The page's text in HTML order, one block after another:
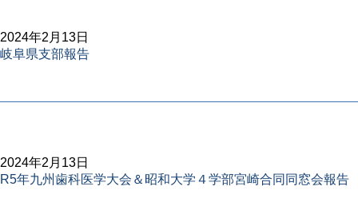
2024年2月13日
岐阜県支部報告
2024年2月13日
R5年九州歯科医学大会＆昭和大学４学部宮崎合同同窓会報告